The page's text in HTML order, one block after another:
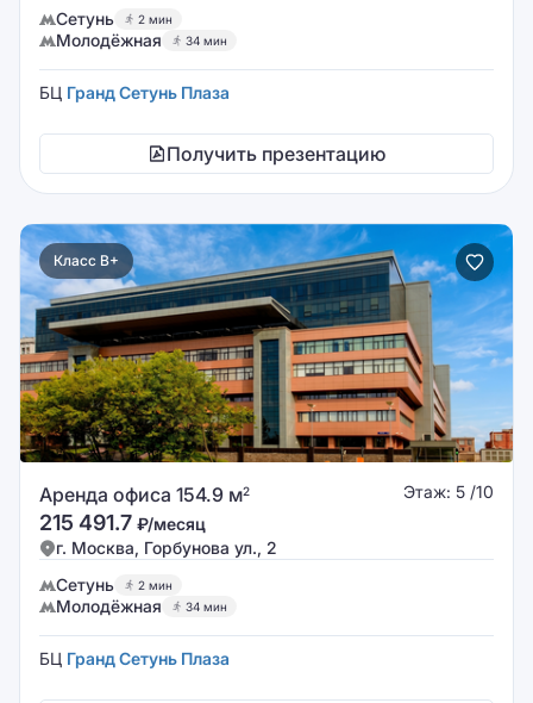
Сетунь
2 мин
Молодёжная 34 мин
БЦ Гранд Сетунь Плаза
Получить презентацию
Класс B+
Аренда офиса 154.9 м2 Этаж: 5 /10
215 491.7 ₽/месяц
г. Москва, Горбунова ул., 2
Сетунь
2 мин
Молодёжная 34 мин
БЦ Гранд Сетунь Плаза